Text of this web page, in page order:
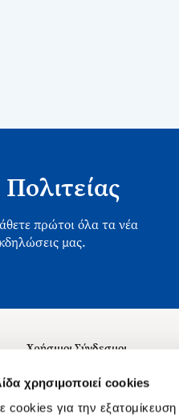
χρησιμοποιεί cookies
cookies για την
πρώτοι όλα τα νέα
μας.
Χρήσιμοι Σύνδεσμοι
Σχετικά με εμάς
Θέσεις Εργασίας